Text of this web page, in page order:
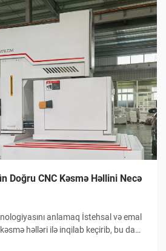
Doğru CNC Kəsmə Həllini Necə
anlamaq İstehsal və emal
həlləri ilə inqilab keçirib, bu da